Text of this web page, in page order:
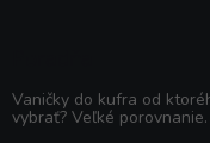
Vaničky do kufra od
vybrať? Veľké porovnanie.